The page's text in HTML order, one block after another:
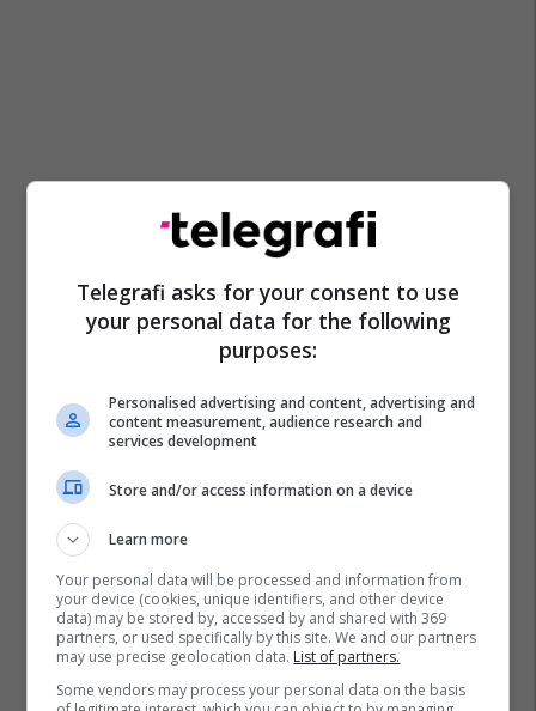
Telegrafi asks for your consent to use
your personal data for the following
purposes:
Personalised advertising and content, advertising and
content measurement, audience research and
services development
Store and/or access information on a device
Learn more
Your personal data will be processed and information from
your device (cookies, unique identifiers, and other device
data) may be stored by, accessed by and shared with 369
partners, or used specifically by this site. We and our partners
may use precise geolocation data. List of partners.
Some vendors may process your personal data on the basis